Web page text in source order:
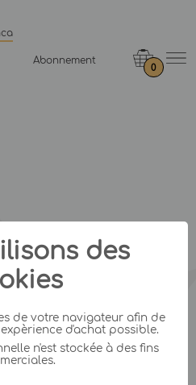
Abonnement
0
des
de votre navigateur afin de
d'achat possible.
n'est stockée à des fins